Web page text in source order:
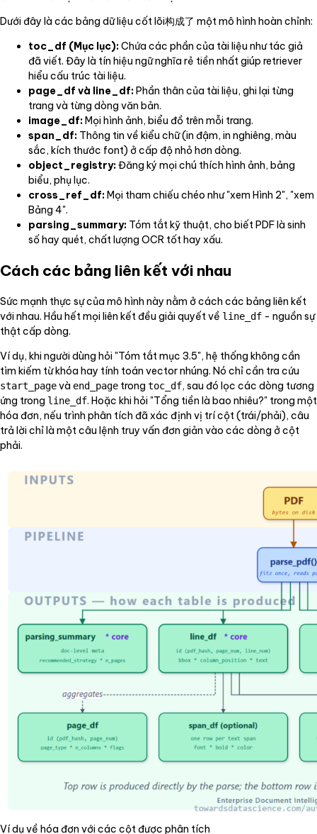
Dưới đây là các bảng dữ liệu cốt lõi构成了 một mô hình hoàn chỉnh:
toc_df (Mục lục):Chứa các phần của tài liệu như tác giả
đã viết. Đây là tín hiệu ngữ nghĩa rẻ tiền nhất giúp retriever
hiểu cấu trúc tài liệu.
page_df và line_df:Phần thân của tài liệu, ghi lại từng
trang và từng dòng văn bản.
image_df:Mọi hình ảnh, biểu đồ trên mỗi trang.
span_df: Thông tin về kiểu chữ (in đậm, in nghiêng, màu
sắc, kích thước font) ở cấp độ nhỏ hơn dòng.
object_registry:Đăng ký mọi chú thích hình ảnh, bảng
biểu, phụ lục.
cross_ref_df:Mọi tham chiếu chéo như "xem Hình 2", "xem
Bảng 4".
parsing_summary: Tóm tắt kỹ thuật, cho biết PDF là sinh
số hay quét, chất lượng OCR tốt hay xấu.
Cách các bảng liên kết với nhau
Sức mạnh thực sự của mô hình này nằm ở cách các bảng liên kết
với nhau. Hầu hết mọi liên kết đều giải quyết về line_df - nguồn sự
thật cấp dòng.
Ví dụ, khi người dùng hỏi "Tóm tắt mục 3.5", hệ thống không cần
tìm kiếm từ khóa hay tính toán vector nhúng. Nó chỉ cần tra cứu
start_pagevà end_page trong toc_df, sau đó lọc các dòng tương
ứng trong line_df. Hoặc khi hỏi "Tổng tiền là bao nhiêu?" trong một
hóa đơn, nếu trình phân tích đã xác định vị trí cột (trái/phải), câu
trả lời chỉ là một câu lệnh truy vấn đơn giản vào các dòng ở cột
phải.
Ví dụ về hóa đơn với các cột được phân tích